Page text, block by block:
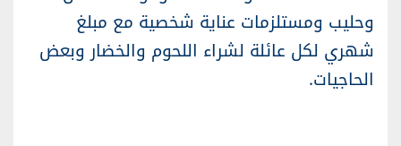
وحليب ومستلزمات عناية شخصية مع مبلغ
شهري لكل عائلة لشراء اللحوم والخضار وبعض
الحاجيات.